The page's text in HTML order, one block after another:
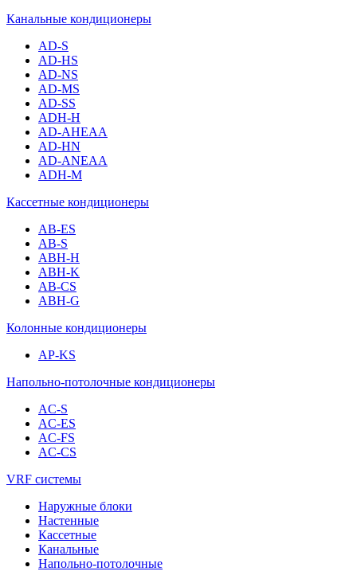
Канальные кондиционеры
AD-S
AD-HS
AD-NS
AD-MS
AD-SS
ADH-H
AD-AHEAA
AD-HN
AD-ANEAA
ADH-M
Кассетные кондиционеры
AB-ES
AB-S
ABH-H
ABH-K
AB-CS
ABH-G
Колонные кондиционеры
AP-KS
Напольно-потолочные кондиционеры
AC-S
AC-ES
AC-FS
AC-CS
VRF системы
Наружные блоки
Настенные
Кассетные
Канальные
Напольно-потолочные